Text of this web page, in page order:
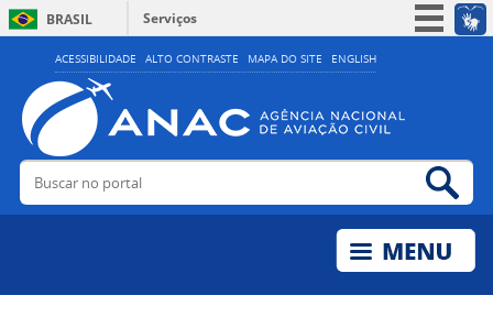
ACESSIBILIDADE ALTO CONTRASTE MAPA DO SITE ENGLISH
BRASIL
Serviços
Simplifique!
Acesso à informação
Legislação
Buscar no portal